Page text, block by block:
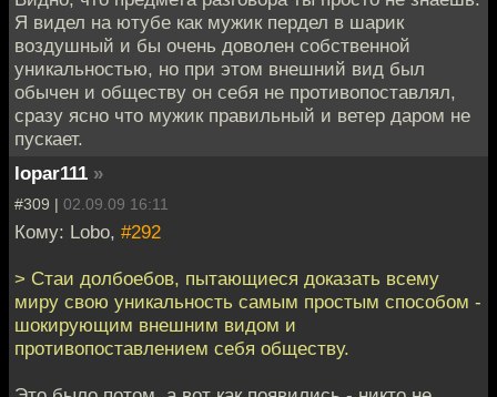
Я видел на ютубе как мужик пердел в шарик
воздушный и бы очень доволен собственной
уникальностью, но при этом внешний вид был
обычен и обществу он себя не противопоставлял,
сразу ясно что мужик правильный и ветер даром не
пускает.
lopar111 »
#309 | 02.09.09 16:11
Кому: Lobo, #292
> Стаи долбоебов, пытающиеся доказать всему
миру свою уникальность самым простым способом -
шокирующим внешним видом и
противопоставлением себя обществу.